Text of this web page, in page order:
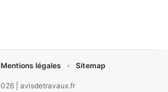
| avisdetravaux.fr
Mentions légales Sitemap